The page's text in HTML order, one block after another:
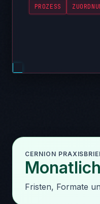
PROZESS
CERNION
Fristen, Formate